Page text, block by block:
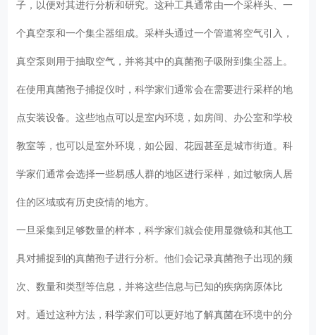
子，以便对其进行分析和研究。这种工具通常由一个采样头、一
个真空泵和一个集尘器组成。采样头通过一个管道将空气引入，
真空泵则用于抽取空气，并将其中的真菌孢子吸附到集尘器上。
在使用真菌孢子捕捉仪时，科学家们通常会在需要进行采样的地
点安装设备。这些地点可以是室内环境，如房间、办公室和学校
教室等，也可以是室外环境，如公园、花园甚至是城市街道。科
学家们通常会选择一些易感人群的地区进行采样，如过敏病人居
住的区域或有历史疫情的地方。
一旦采集到足够数量的样本，科学家们就会使用显微镜和其他工
具对捕捉到的真菌孢子进行分析。他们会记录真菌孢子出现的频
次、数量和类型等信息，并将这些信息与已知的疾病病原体比
对。通过这种方法，科学家们可以更好地了解真菌在环境中的分